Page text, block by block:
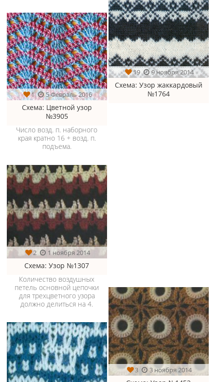
19 9 ноября 2014
Схема: Узор жаккардовый
№1764
1 5 Февраль 2016
Схема: Цветной узор
№3905
Число возд. п. наборного
края кратно 16 + возд. п.
подъема.
2 1 ноября 2014
Схема: Узор №1307
Количество воздушных
петель основной цепочки
для трехцветного узора
должно делиться на 4.
3 3 ноября 2014